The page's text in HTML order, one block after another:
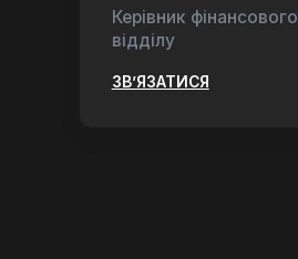
Керівник фінансового
відділу
ЗВ’ЯЗАТИСЯ